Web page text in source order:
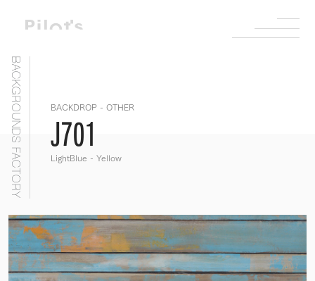
BACKGROUNDS FACTORY BACKDROP - OTHER
J701
LightBlue - Yellow